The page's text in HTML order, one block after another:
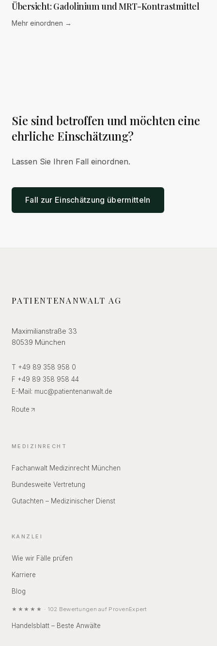
Übersicht: Gadolinium und MRT-Kontrastmittel
Mehr einordnen →
Sie sind betroffen und möchten eine
ehrliche Einschätzung?
Lassen Sie Ihren Fall einordnen.
Fall zur Einschätzung übermitteln
PATIENTENANWALT AG
Maximilianstraße 33
80539 München
T +49 89 358 958 0
F +49 89 358 958 44
E-Mail: muc@patientenanwalt.de
Route
MEDIZINRECHT
Fachanwalt Medizinrecht München
Bundesweite Vertretung
Gutachten – Medizinischer Dienst
KANZLEI
Wie wir Fälle prüfen
Karriere
Blog
★★★★★ · 102 Bewertungen auf ProvenExpert
Handelsblatt – Beste Anwälte